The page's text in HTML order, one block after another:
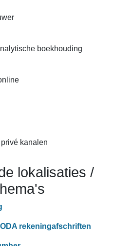
boekhouding
privé kanalen
lokalisaties /
rekeningafschriften